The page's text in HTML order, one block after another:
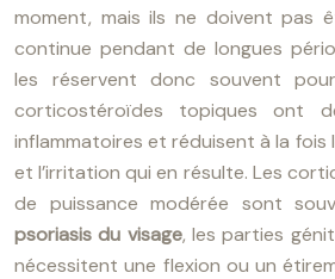
moment, mais ils ne doivent pas
continue pendant de longues
les réservent donc souvent
corticostéroïdes topiques ont
inflammatoires et réduisent à la
et l’irritation qui en résulte. Les
de puissance modérée sont
psoriasis du visage, les parties
nécessitent une flexion ou un